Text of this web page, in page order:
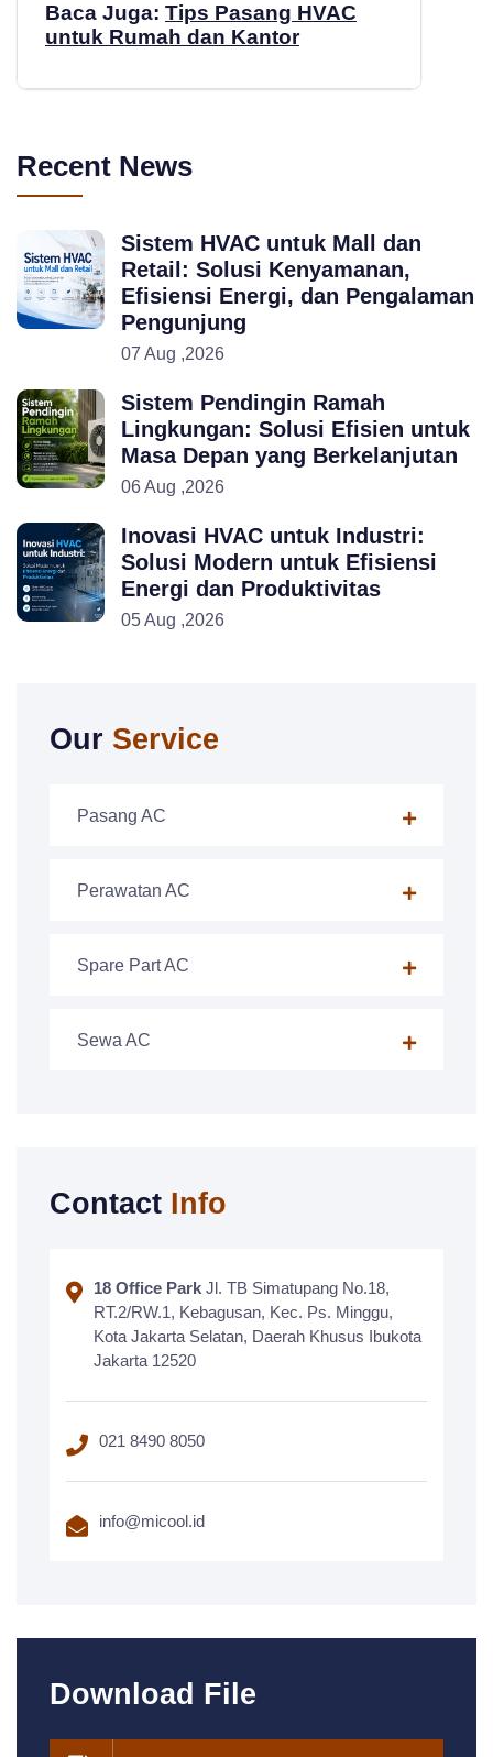
Baca Juga: Tips Pasang HVAC
untuk Rumah dan Kantor
Recent News
Sistem HVAC untuk Mall dan
Retail: Solusi Kenyamanan,
Efisiensi Energi, dan Pengalaman
Pengunjung
07 Aug ,2026
Sistem Pendingin Ramah
Lingkungan: Solusi Efisien untuk
Masa Depan yang Berkelanjutan
06 Aug ,2026
Inovasi HVAC untuk Industri:
Solusi Modern untuk Efisiensi
Energi dan Produktivitas
05 Aug ,2026
Our Service
Pasang AC
Perawatan AC
Spare Part AC
Sewa AC
Contact Info
18 Office Park Jl. TB Simatupang No.18,
RT.2/RW.1, Kebagusan, Kec. Ps. Minggu,
Kota Jakarta Selatan, Daerah Khusus Ibukota
Jakarta 12520
021 8490 8050
info@micool.id
Download File